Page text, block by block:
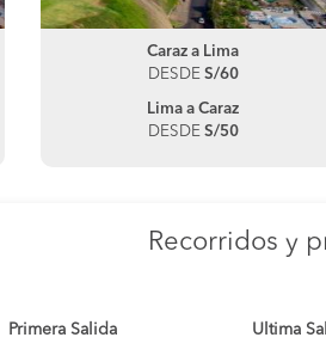
Caraz a Lima
DESDE S/60
Lima a Caraz
DESDE S/50
Recorridos y
Primera Salida Ultima